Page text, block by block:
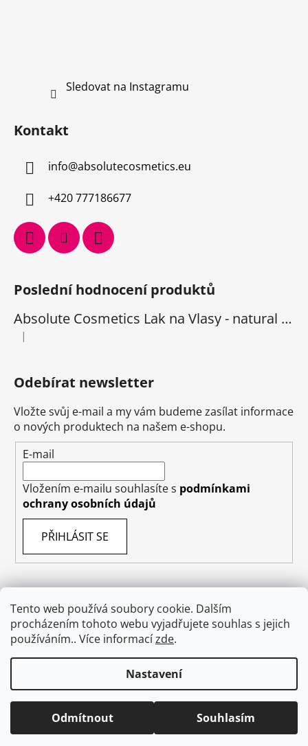
Tento web používá soubory cookie. Dalším
procházením tohoto webu vyjadřujete souhlas s jejich
používáním.. Více informacízde.
Nastavení
Odmítnout Souhlasím
Sledovat na Instagramu
Kontakt
info@absolutecosmetics.eu
+420 777186677
Poslední hodnocení produktů
Absolute Cosmetics Lak na Vlasy - natural 1000 ml
Hodnocení produktu je 5 z 5 hvězdiček.
|
Odebírat newsletter
Vložte svůj e-mail a my vám budeme zasílat informace
o nových produktech na našem e-shopu.
E-mail
Vložením e-mailu souhlasíte s podmínkami
ochrany osobních údajů
PŘIHLÁSIT SE
Obchodní podmínky Doprava Napište nám
Ochrana osobních údajů GDPR
Odstoupení od smlouvy
Vytvořil Shoptet
Copyright 2026absolutecosmetics.eu. Všechna
práva vyhrazena.Upravit nastavení cookies